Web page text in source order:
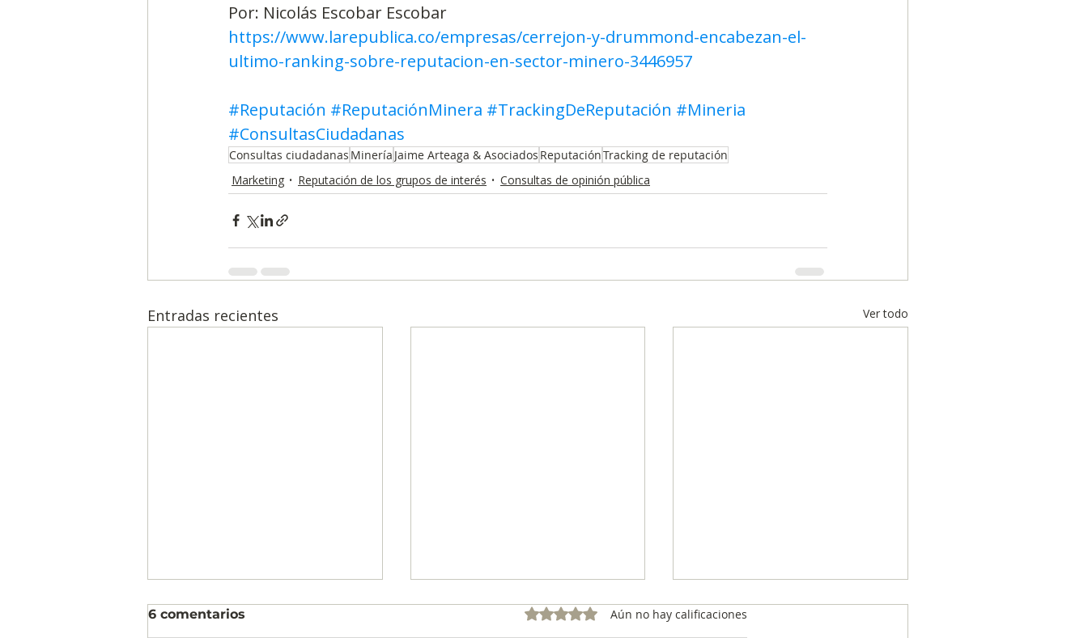
Por: Nicolás Escobar Escobar
https://www.larepublica.co/empresas/cerrejon-y-drummond-encabezan-el-
ultimo-ranking-sobre-reputacion-en-sector-minero-3446957
#Reputación #ReputaciónMinera #TrackingDeReputación #Mineria
#ConsultasCiudadanas
Consultas ciudadanas Minería Jaime Arteaga & Asociados ReputaciónTracking de reputación
Marketing
Reputación de los grupos de interés Consultas de opinión pública
Entradas recientes Ver todo
6 comentarios Obtuvo 0 de 5 estrellas.
Aún no hay calificaciones